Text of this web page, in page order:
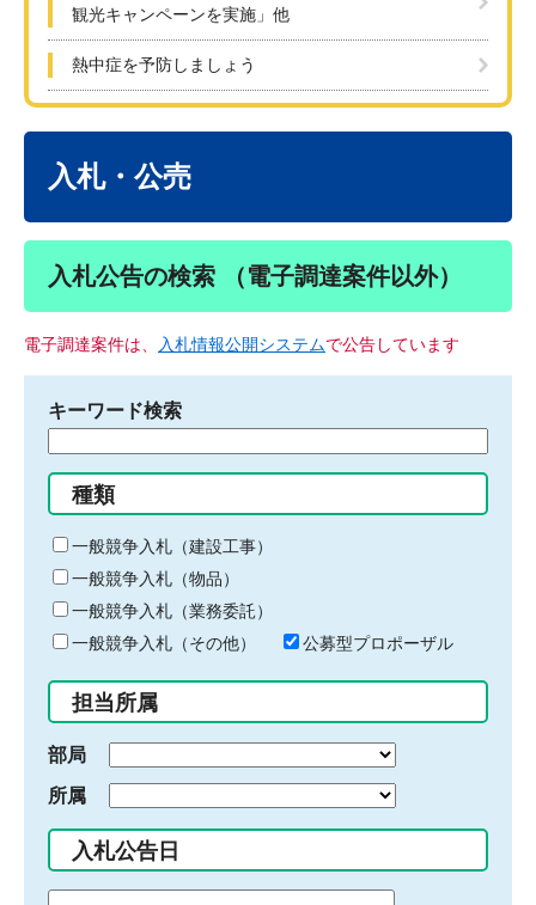
観光キャンペーンを実施」他
熱中症を予防しましょう
入札・公売
入札公告の検索 （電子調達案件以外）
電子調達案件は、 入札情報公開システムで公告しています
キーワード検索
る
キ
ー
ワ
ー
ド
入
力
種類
一般競争入札（建設工事）
一般競争入札（物品）
一般競争入札（業務委託）
一般競争入札（その他）
公募型プロポーザル
担当所属
部局
所属
入札公告日